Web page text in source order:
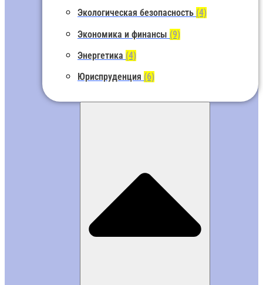
Экологическая безопасность (4)
Экономика и финансы (9)
Энергетика (4)
Юриспруденция (6)